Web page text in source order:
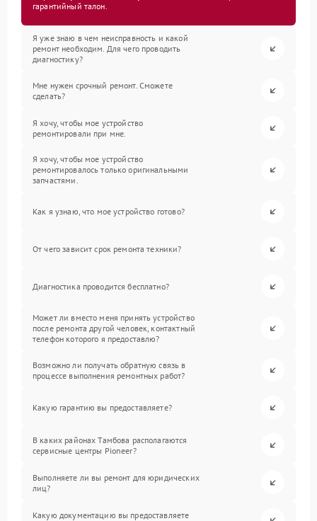
гарантийный талон.
Я уже знаю в чем неисправность и какой
ремонт необходим. Для чего проводить
диагностику?
Мне нужен срочный ремонт. Сможете
сделать?
Я хочу, чтобы мое устройство
ремонтировали при мне.
Я хочу, чтобы мое устройство
ремонтировалось только оригинальными
запчастями.
Как я узнаю, что мое устройство готово?
От чего зависит срок ремонта техники?
Диагностика проводится бесплатно?
Может ли вместо меня принять устройство
после ремонта другой человек, контактный
телефон которого я предоставлю?
Возможно ли получать обратную связь в
процессе выполнения ремонтных работ?
Какую гарантию вы предоставляете?
В каких районах Тамбова располагаются
сервисные центры Pioneer?
Выполняете ли вы ремонт для юридических
лиц?
Какую документацию вы предоставляете